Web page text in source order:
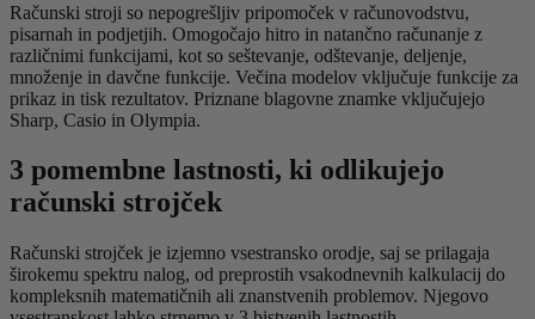
Računski stroji so nepogrešljiv pripomoček v računovodstvu,
pisarnah in podjetjih. Omogočajo hitro in natančno računanje z
različnimi funkcijami, kot so seštevanje, odštevanje, deljenje,
množenje in davčne funkcije. Večina modelov vključuje funkcije za
prikaz in tisk rezultatov. Priznane blagovne znamke vključujejo
Sharp, Casio in Olympia.
3 pomembne lastnosti, ki odlikujejo
računski strojček
Računski strojček je izjemno vsestransko orodje, saj se prilagaja
širokemu spektru nalog, od preprostih vsakodnevnih kalkulacij do
kompleksnih matematičnih ali znanstvenih problemov. Njegovo